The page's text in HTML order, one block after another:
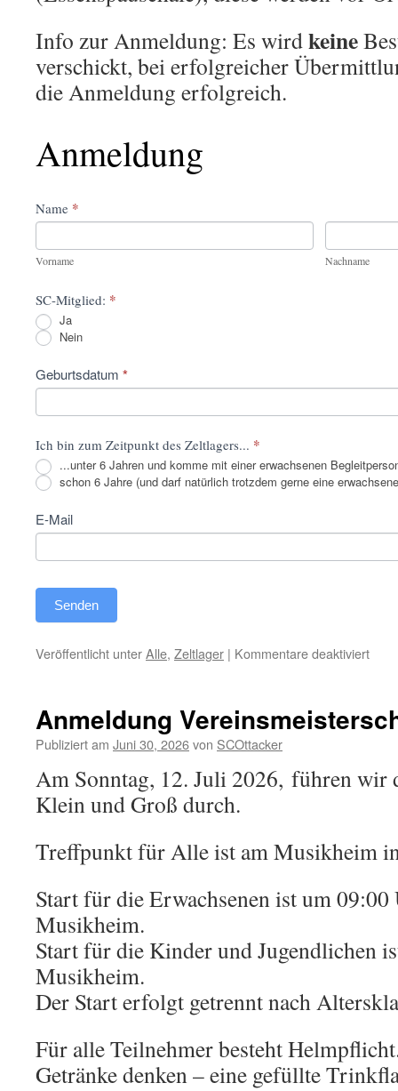
Info zur Anmeldung: Es wirdkeine
verschickt, bei erfolgreicher
die Anmeldung erfolgreich.
Anmeldung
Name *
Vorname Nachname
SC-Mitglied: *
Ja
Nein
Geburtsdatum *
Ich bin zum Zeitpunkt des Zeltlagers... *
...unter 6 Jahren und komme mit einer erwachsenen
schon 6 Jahre (und darf natürlich trotzdem gerne eine
E-Mail
Senden
Veröffentlicht unterAlle, Zeltlager | Kommentare deaktiviertfür
Anmeldung
Publiziert am Juni 30, 2026von SCOttacker
Am Sonntag, 12. Juli 2026, führen wir
Klein und Groß durch.
Treffpunkt für Alle ist am Musikheim
Start für die Erwachsenen ist um
Musikheim.
Start für die Kinder und Jugendlichen
Musikheim.
Der Start erfolgt getrennt nach
Für alle Teilnehmer besteht
Getränke denken – eine gefüllte